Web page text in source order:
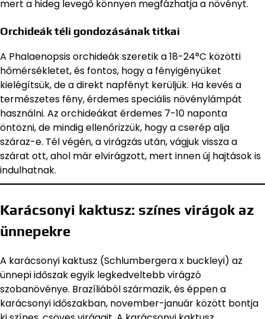
mert a hideg levegő könnyen megfázhatja a növényt.
Orchideák téli gondozásának titkai
A Phalaenopsis orchideák szeretik a 18-24°C közötti
hőmérsékletet, és fontos, hogy a fényigényüket
kielégítsük, de a direkt napfényt kerüljük. Ha kevés a
természetes fény, érdemes speciális növénylámpát
használni. Az orchideákat érdemes 7-10 naponta
öntözni, de mindig ellenőrizzük, hogy a cserép alja
száraz-e. Tél végén, a virágzás után, vágjuk vissza a
szárat ott, ahol már elvirágzott, mert innen új hajtások is
indulhatnak.
Karácsonyi kaktusz: színes virágok az
ünnepekre
A karácsonyi kaktusz (Schlumbergera x buckleyi) az
ünnepi időszak egyik legkedveltebb virágzó
szobanövénye. Brazíliából származik, és éppen a
karácsonyi időszakban, november-január között bontja